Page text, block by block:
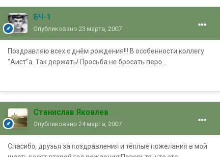
БЧ-1
Опубликовано 23 марта, 2007
Поздравляю всех с днём рождения!!! В особенности коллегу
"Аист"а. Так держать! Просьба не бросать перо...
Станислав Яковлев
Опубликовано 24 марта, 2007
Спасибо, друзья за поздравления и тёплые пожелания в мой